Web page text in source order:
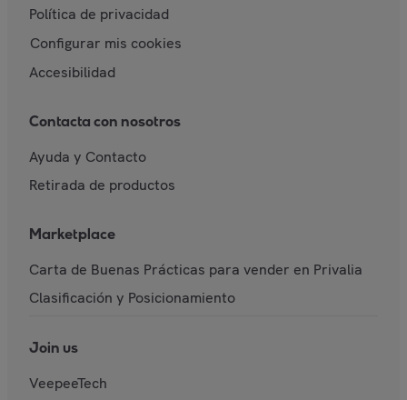
Política de privacidad
Configurar mis cookies
Accesibilidad
Contacta con nosotros
Ayuda y Contacto
Retirada de productos
Marketplace
Carta de Buenas Prácticas para vender en Privalia
Clasificación y Posicionamiento
Join us
VeepeeTech